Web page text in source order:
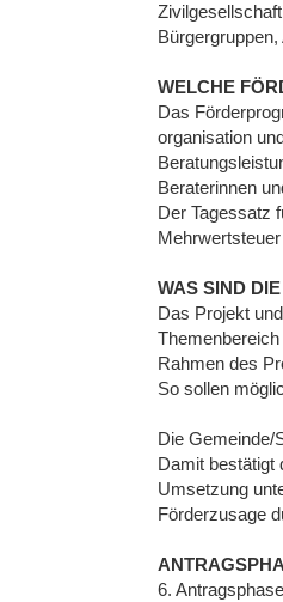
WELCHE
Das
organisation
Beraterinnen
Der Tagessatz
WAS SIND
Das Projekt
Rahmen des
So sollen
Die Gemeinde/
Damit bestätigt
Umsetzung
Förderzusage
6. Antragsphase